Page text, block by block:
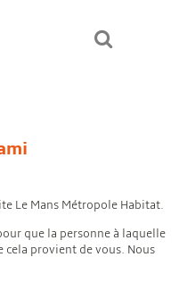
Bienvenue chez vous
Le Mans Métropole Habitat.
que la personne à laquelle
cela provient de vous. Nous